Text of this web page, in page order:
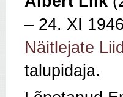
– 24. XI 1946
Näitlejate
talupidaja.